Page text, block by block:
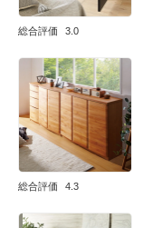
総合評価 3.0
総合評価 4.3